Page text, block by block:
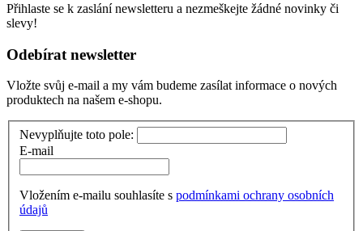
Přihlaste se k zaslání newsletteru a nezmeškejte žádné novinky či
slevy!
Odebírat newsletter
Vložte svůj e-mail a my vám budeme zasílat informace o nových
produktech na našem e-shopu.
Nevyplňujte toto pole:
E-mail
Vložením e-mailu souhlasíte s podmínkami ochrany osobních
údajů